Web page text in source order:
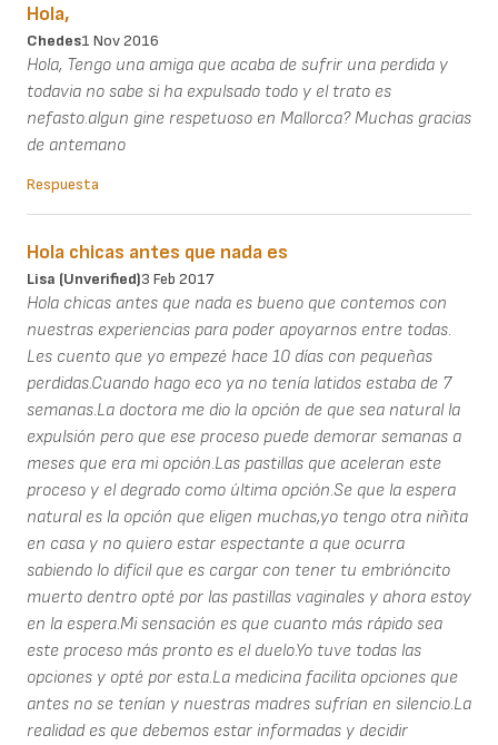
Hola,
Chedes1 Nov 2016
Hola, Tengo una amiga que acaba de sufrir una perdida y
todavia no sabe si ha expulsado todo y el trato es
nefasto.algun gine respetuoso en Mallorca? Muchas gracias
de antemano
Respuesta
Hola chicas antes que nada es
Lisa (unverified)3 Feb 2017
Hola chicas antes que nada es bueno que contemos con
nuestras experiencias para poder apoyarnos entre todas.
Les cuento que yo empezé hace 10 días con pequeñas
perdidas.Cuando hago eco ya no tenía latidos estaba de 7
semanas.La doctora me dio la opción de que sea natural la
expulsión pero que ese proceso puede demorar semanas a
meses que era mi opción.Las pastillas que aceleran este
proceso y el degrado como última opción.Se que la espera
natural es la opción que eligen muchas,yo tengo otra niñita
en casa y no quiero estar espectante a que ocurra
sabiendo lo difícil que es cargar con tener tu embrióncito
muerto dentro opté por las pastillas vaginales y ahora estoy
en la espera.Mi sensación es que cuanto más rápido sea
este proceso más pronto es el duelo.Yo tuve todas las
opciones y opté por esta.La medicina facilita opciones que
antes no se tenían y nuestras madres sufrían en silencio.La
realidad es que debemos estar informadas y decidir